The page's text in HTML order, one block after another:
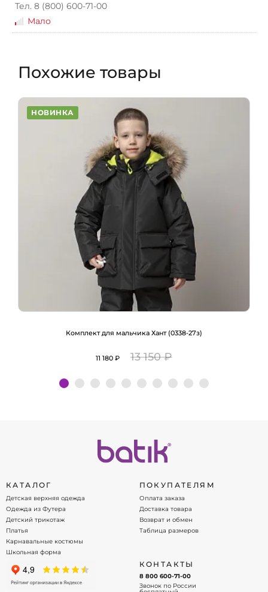
Тел. 8 (800) 600-71-00
Мало
Похожие товары
НОВИНКА
Комплект для мальчика Хант (0338-27з)
11 180 ₽ 13 150 ₽
Подробнее
КАТАЛОГ
Детская верхняя одежда
Одежда из Футера
Детский трикотаж
Платья
Карнавальные костюмы
Школьная форма
ПОКУПАТЕЛЯМ
Оплата заказа
Доставка товара
Возврат и обмен
Таблица размеров
КОНТАКТЫ
8 800 600-71-00
Звонок по России